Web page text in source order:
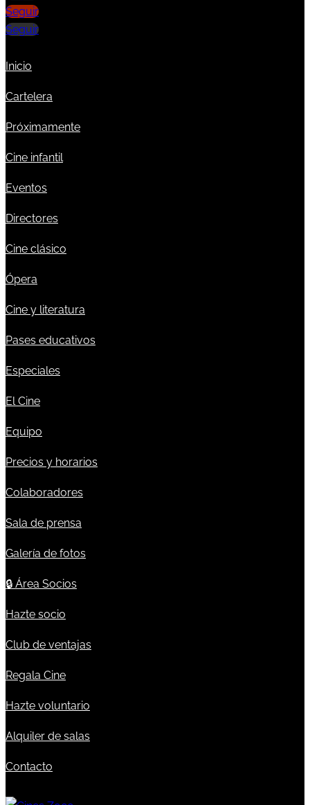
Seguir
Seguir
Inicio
Cartelera
Próximamente
Cine infantil
Eventos
Directores
Cine clásico
Ópera
Cine y literatura
Pases educativos
Especiales
El Cine
Equipo
Precios y horarios
Colaboradores
Sala de prensa
Galería de fotos
🔒 Área Socios
Hazte socio
Club de ventajas
Regala Cine
Hazte voluntario
Alquiler de salas
Contacto